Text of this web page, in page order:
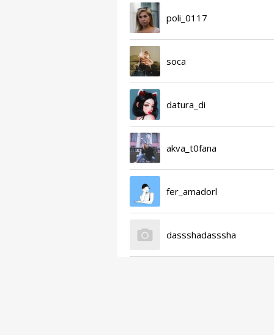
poli_0117
soca
datura_di
akva_t0fana
fer_amadorl
dassshadasssha